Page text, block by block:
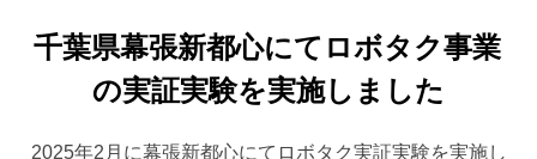
千葉県幕張新都心にてロボタク事業
の実証実験を実施しました
2025年2月に幕張新都心にてロボタク実証実験を実施し